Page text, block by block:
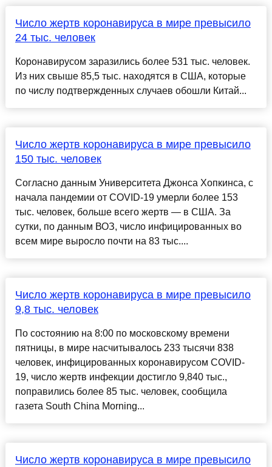
Число жертв коронавируса в мире превысило
24 тыс. человек
Коронавирусом заразились более 531 тыс. человек.
Из них свыше 85,5 тыс. находятся в США, которые
по числу подтвержденных случаев обошли Китай...
Число жертв коронавируса в мире превысило
150 тыс. человек
Согласно данным Университета Джонса Хопкинса, с
начала пандемии от COVID-19 умерли более 153
тыс. человек, больше всего жертв — в США. За
сутки, по данным ВОЗ, число инфицированных во
всем мире выросло почти на 83 тыс....
Число жертв коронавируса в мире превысило
9,8 тыс. человек
По состоянию на 8:00 по московскому времени
пятницы, в мире насчитывалось 233 тысячи 838
человек, инфицированных коронавирусом COVID-
19, число жертв инфекции достигло 9,840 тыс.,
поправились более 85 тыс. человек, сообщила
газета South China Morning...
Число жертв коронавируса в мире превысило